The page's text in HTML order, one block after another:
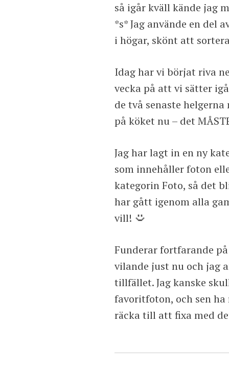
så igår kväll kände jag
*s* Jag använde en del
i högar, skönt att
Idag har vi börjat riva
vecka på att vi sätter
de två senaste
på köket nu – det
Jag har lagt in en ny
som innehåller foton
kategorin Foto, så det
har gått igenom alla
vill!
Funderar fortfarande
vilande just nu och jag
tillfället. Jag kanske
favoritfoton, och sen ha
räcka till att fixa med